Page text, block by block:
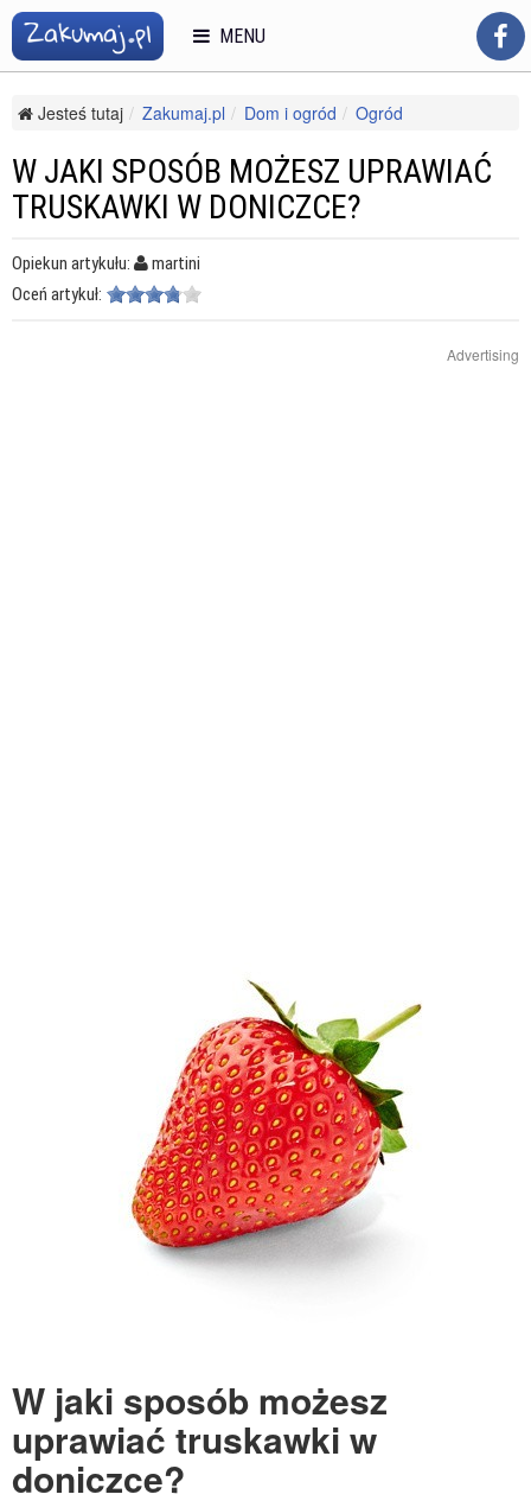
Jesteś tutaj Zakumaj.pl Dom i ogród
Ogród
W jaki sposób możesz uprawiać truskawki w doniczce?
W JAKI SPOSÓB MOŻESZ UPRAWIAĆ
TRUSKAWKI W DONICZCE?
Opiekun artykułu:
martini
Oceń artykuł:
Advertising
W jaki sposób możesz
uprawiać truskawki w
doniczce?
MENU